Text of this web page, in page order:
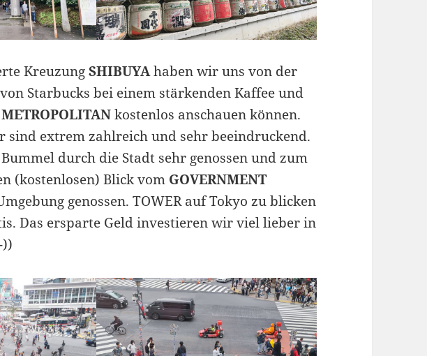
KreuzungSHIBUYAhaben wir uns von der
Starbucks bei einem stärkenden Kaffee und
kostenlos anschauen können.
sind extrem zahlreich und sehr beeindruckend.
durch die Stadt sehr genossen und zum
(kostenlosen) Blick vom GOVERNMENT
genossen. TOWER auf Tokyo zu blicken
Das ersparte Geld investieren wir viel lieber in